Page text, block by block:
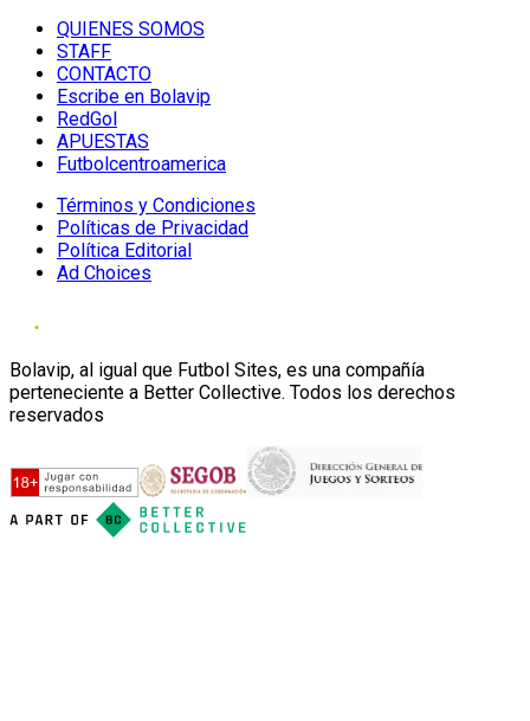
QUIENES SOMOS
STAFF
CONTACTO
Escribe en Bolavip
RedGol
APUESTAS
Futbolcentroamerica
Términos y Condiciones
Políticas de Privacidad
Política Editorial
Ad Choices
Bolavip, al igual que Futbol Sites, es una compañía
perteneciente a Better Collective. Todos los derechos
reservados